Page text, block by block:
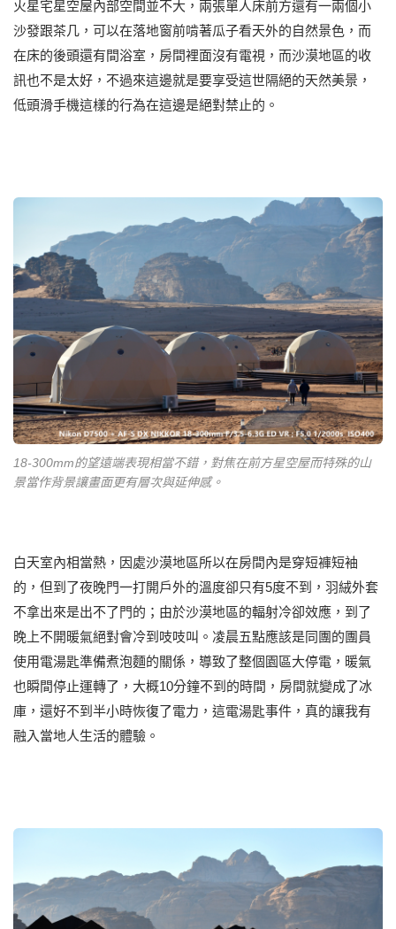
火星宅星空屋內部空間並不大，兩張單人床前方還有一兩個小
沙發跟茶几，可以在落地窗前啃著瓜子看天外的自然景色，而
在床的後頭還有間浴室，房間裡面沒有電視，而沙漠地區的收
訊也不是太好，不過來這邊就是要享受這世隔絕的天然美景，
低頭滑手機這樣的行為在這邊是絕對禁止的。
18-300mm的望遠端表現相當不錯，對焦在前方星空屋而特殊的山
景當作背景讓畫面更有層次與延伸感。
白天室內相當熱，因處沙漠地區所以在房間內是穿短褲短袖
的，但到了夜晚門一打開戶外的溫度卻只有5度不到，羽絨外套
不拿出來是出不了門的；由於沙漠地區的輻射冷卻效應，到了
晚上不開暖氣絕對會冷到吱吱叫。凌晨五點應該是同團的團員
使用電湯匙準備煮泡麵的關係，導致了整個園區大停電，暖氣
也瞬間停止運轉了，大概10分鐘不到的時間，房間就變成了冰
庫，還好不到半小時恢復了電力，這電湯匙事件，真的讓我有
融入當地人生活的體驗。